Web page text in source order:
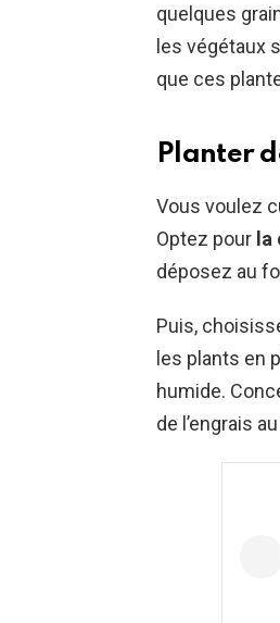
quelques
les végétaux
que ces
Planter
Vous voulez
Optez pour la
déposez au
Puis,
les plants en
humide.
de l’engrais